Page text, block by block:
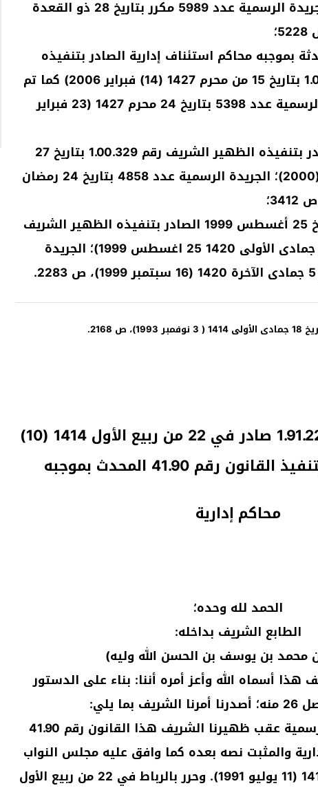
1432 (25) أكتوبر 2011 الجريدة الرسمية عدد 5989 مكرر بتاريخ 28 ذو القعدة
رقم 80.03 المحدثة بموجبه محاكم استئناف إدارية الصادر بتنفيذه
الظهير الشريف رقم 1.06.07 بتاريخ 15 من محرم 1427 (14) فبراير 2006) كما تم
تغييره وتتميمه؛ الجريدة الرسمية عدد 5398 بتاريخ 24 محرم 1427 (23 فبراير
– القانون رقم 68.00 الصادر بتنفيذه الظهير الشريف رقم 1.00.329 بتاريخ 27
شعبان 1421 (14) نوفمبر (2000)؛ الجريدة الرسمية عدد 4858 بتاريخ 24 رمضان
– القانون رقم 54.99 بتاريخ 25 أغسطس 1999 الصادر بتنفيذه الظهير الشريف
رقم 1.99.199 بتاريخ 13 من جمادى الأولى 1420 25 اغسطس 1999)؛ الجريدة
ظهير شريف رقم 1.91.225 صادر في 22 من ربيع الأول 1414 (10)
محاكم إدارية
الحمد لله وحده؛
الطابع الشريف بداخله:
محمد بن يوسف بن الحسن الله وليه)
أسماه الله وأعز أمره أننا: بناء على الدستور
بما يلي:
ينفذ وينشر بالجريدة الرسمية عقب ظهيرنا الشريف هذا القانون رقم 41.90
والمثبت نصه بعده كما وافق عليه مجلس النواب
بتاريخ 28 من ذي الحجة 1411 (11 يوليو 1991). وحرر بالرباط في 22 من ربيع الأول